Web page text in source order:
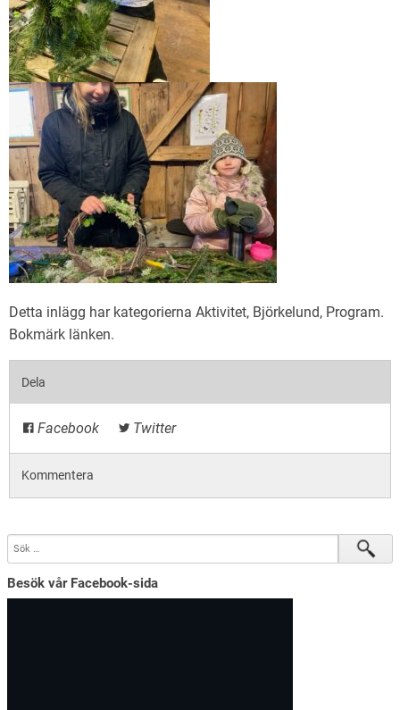
Detta inlägg har kategorierna Aktivitet, Björkelund, Program.
Bokmärk länken.
Dela
Facebook Twitter
Kommentera
Besök vår Facebook-sida